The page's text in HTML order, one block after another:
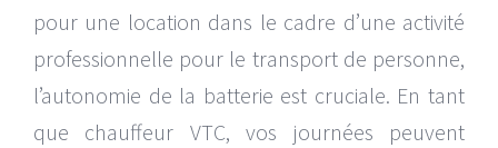
pour une location dans le cadre d’une activité
professionnelle pour le transport de personne,
l’autonomie de la batterie est cruciale. En tant
que chauffeur VTC, vos journées peuvent